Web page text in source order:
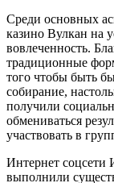
Среди основных
казино Вулкан на
вовлеченность.
традиционные
того чтобы быть
собирание,
получили
обмениваться
участвовать в
Интернет соцсети
выполнили